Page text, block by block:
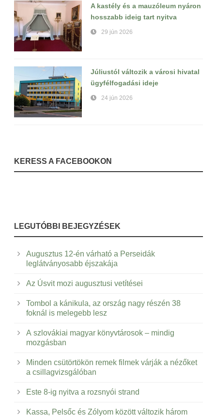
A kastély és a mauzóleum nyáron
hosszabb ideig tart nyitva
29 jún 2026
Júliustól változik a városi hivatal
ügyfélfogadási ideje
24 jún 2026
KERESS A FACEBOOKON
LEGUTÓBBI BEJEGYZÉSEK
Augusztus 12-én várható a Perseidák
leglátványosabb éjszakája
Az Úsvit mozi augusztusi vetítései
Tombol a kánikula, az ország nagy részén 38
foknál is melegebb lesz
A szlovákiai magyar könyvtárosok – mindig
mozgásban
Minden csütörtökön remek filmek várják a nézőket
a csillagvizsgálóban
Este 8-ig nyitva a rozsnyói strand
Kassa, Pelsőc és Zólyom között változik három